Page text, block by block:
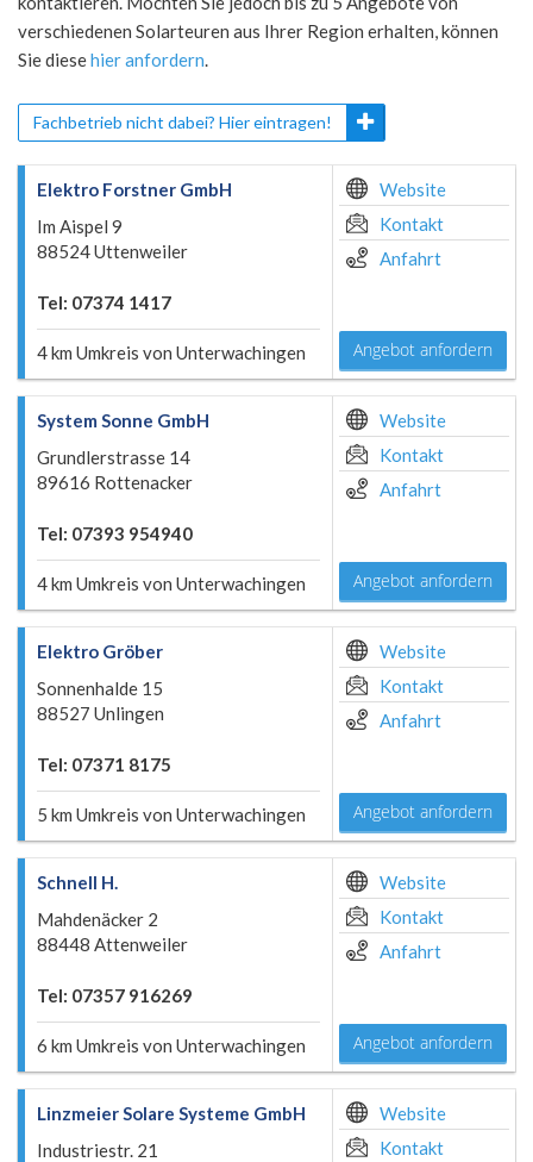
verschiedenen Solarteuren aus Ihrer Region erhalten, können
Sie diesehier anfordern.
Fachbetrieb nicht dabei? Hier eintragen!
Elektro Forstner GmbH
Im Aispel 9
88524 Uttenweiler
Tel: 07374 1417
4 km Umkreis von Unterwachingen
Website
Kontakt
Anfahrt
Angebot anfordern
System Sonne GmbH
Grundlerstrasse 14
89616 Rottenacker
Tel: 07393 954940
4 km Umkreis von Unterwachingen
Website
Kontakt
Anfahrt
Angebot anfordern
Elektro Gröber
Sonnenhalde 15
88527 Unlingen
Tel: 07371 8175
5 km Umkreis von Unterwachingen
Website
Kontakt
Anfahrt
Angebot anfordern
Schnell H.
Mahdenäcker 2
88448 Attenweiler
Tel: 07357 916269
6 km Umkreis von Unterwachingen
Website
Kontakt
Anfahrt
Angebot anfordern
Linzmeier Solare Systeme GmbH
Industriestr. 21
Website
Kontakt